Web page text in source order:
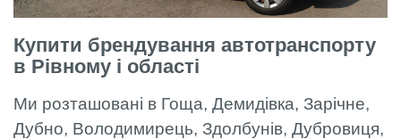
Купити брендування автотранспорту
в Рівному і області
Ми розташовані в Гоща, Демидівка, Зарічне,
Дубно, Володимирець, Здолбунів, Дубровиця,